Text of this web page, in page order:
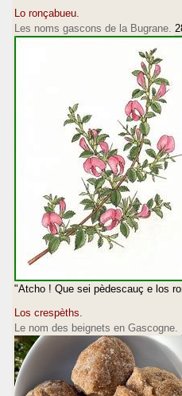
Lo ronçabueu.
Les noms gascons de la Bugrane.
"Atcho ! Que sei pèdescauç e los
Los crespèths.
Le nom des beignets en Gascogne.